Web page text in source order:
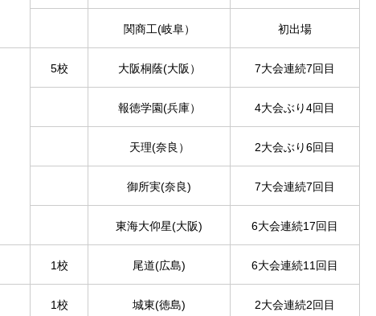
関商工(岐阜） 初出場
5校 大阪桐蔭(大阪） 7大会連続7回目
報徳学園(兵庫） 4大会ぶり4回目
天理(奈良） 2大会ぶり6回目
御所実(奈良) 7大会連続7回目
東海大仰星(大阪) 6大会連続17回目
1校 尾道(広島) 6大会連続11回目
1校 城東(徳島) 2大会連続2回目